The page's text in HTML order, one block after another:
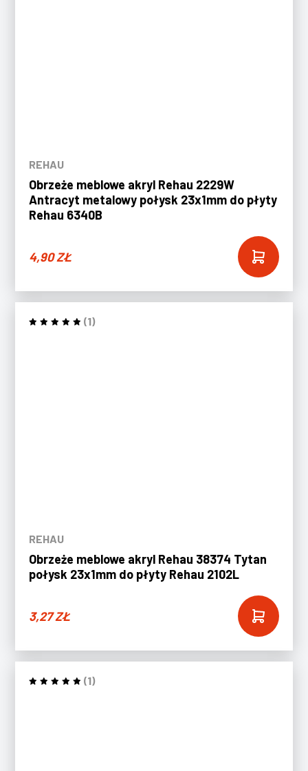
REHAU
Obrzeże meblowe akryl Rehau 2229W
Antracyt metalowy połysk 23x1mm do płyty
Rehau 6340B
4,90ZŁ
(1)
REHAU
Obrzeże meblowe akryl Rehau 38374 Tytan
połysk 23x1mm do płyty Rehau 2102L
3,27ZŁ
(1)